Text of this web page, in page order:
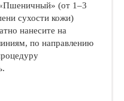
(от 1–3
сухости кожи)
нанесите на
по направлению